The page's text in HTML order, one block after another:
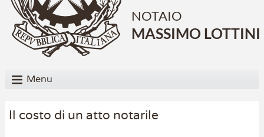
NOTAIO
MASSIMO LOTTINI
Menu
Il costo di un atto notarile